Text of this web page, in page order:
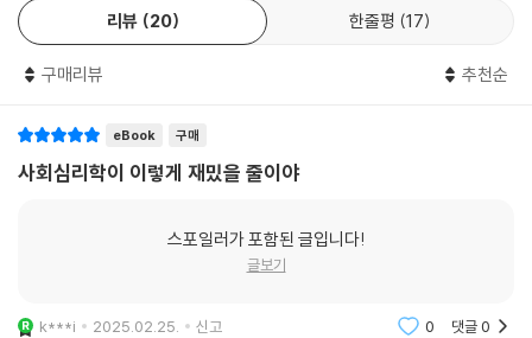
하는 증상이 만개하는 경우가 생길 수 있으며 당사자는 정신질환을 앓는
환자라는 새로운 역할을 빠르게 받아들이게 된다.
--- p.234
사회심리학이란?
무엇일까? 사회심리학은 사회가 개인에게 미치는 영향, 그와 반대로 개인
이 의식적이든 무의식적이든 사회에 미칠 수 있는 영향에 대해 연구하는
인간이 어떻게 반응하는지 살펴보는 사회심리학의 대표적인 연구 방법이
《사회심리학이 이렇게 재밌을 줄이야》에서 다루는 심리실험들은 모두 20
리뷰 20 한줄평 17
구매리뷰 추천순
eBook 구매
사회심리학이 이렇게 재밌을 줄이야
스포일러가 포함된 글입니다!
글보기
k***i 2025.02.25. 신고 0 댓글0